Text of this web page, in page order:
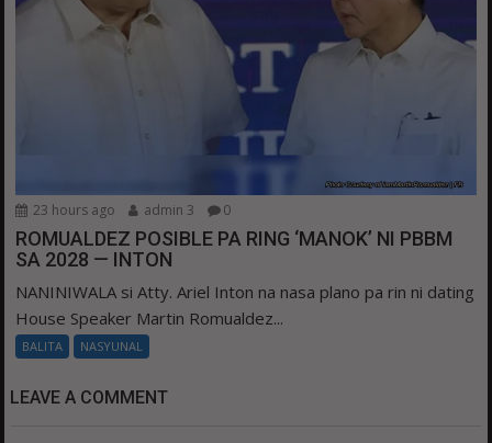
23 hours ago admin 3 0
ROMUALDEZ POSIBLE PA RING ‘MANOK’ NI PBBM
SA 2028 — INTON
NANINIWALA si Atty. Ariel Inton na nasa plano pa rin ni dating
House Speaker Martin Romualdez...
BALITA NASYUNAL
LEAVE A COMMENT